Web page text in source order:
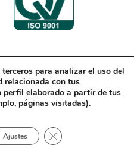
Generales
Diseño Web
Política de Gestión
derechos reservados
para analizar el uso del
relacionada con tus
perfil elaborado a partir de tus
páginas visitadas).
Ajustes Cerrar el banner de